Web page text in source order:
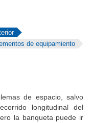
de equipamiento
de espacio, salvo
longitudinal del
la banqueta puede ir